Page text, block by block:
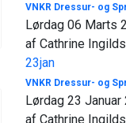
VNKR Dressur- og
Lørdag 06 Marts
af Cathrine
23jan
VNKR Dressur- og
Lørdag 23
af Cathrine